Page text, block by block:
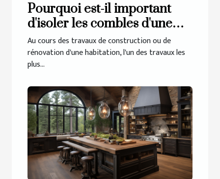
Pourquoi est-il important
d'isoler les combles d'une
maison ?
Au cours des travaux de construction ou de
rénovation d'une habitation, l'un des travaux les
plus...